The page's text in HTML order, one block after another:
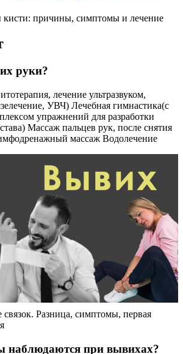
причины, симптомы и лечение
руки?
лечение ультразвуком,
УВЧ) Лечебная гимнастика(с
упражнений для разработки
Массаж пальцев рук, после снятия
массаж Водолечение
Разница, симптомы, первая
наблюдаются при вывихах?